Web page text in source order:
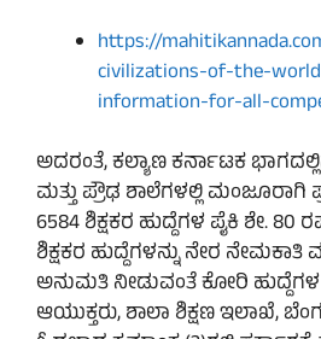
https://
civilizations-of-the-
information-for-all-
ಅದರಂತೆ, ಕಲ್ಯಾಣ ಕರ್ನಾಟಕ
ಮತ್ತು ಪ್ರೌಢ ಶಾಲೆಗಳಲ್ಲಿ ಮಂಜೂರಾಗಿ
6584 ಶಿಕ್ಷಕರ ಹುದ್ದೆಗಳ ಪೈಕಿ ಶೇ. 80
ಶಿಕ್ಷಕರ ಹುದ್ದೆಗಳನ್ನು ನೇರ
ಅನುಮತಿ ನೀಡುವಂತೆ ಕೋರಿ
ಆಯುಕ್ತರು, ಶಾಲಾ ಶಿಕ್ಷಣ ಇಲಾಖೆ,